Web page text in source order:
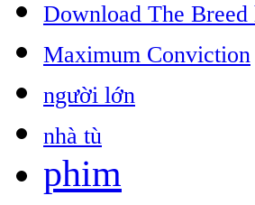
Download The Breed
Maximum Conviction
người lớn
nhà tù
phim